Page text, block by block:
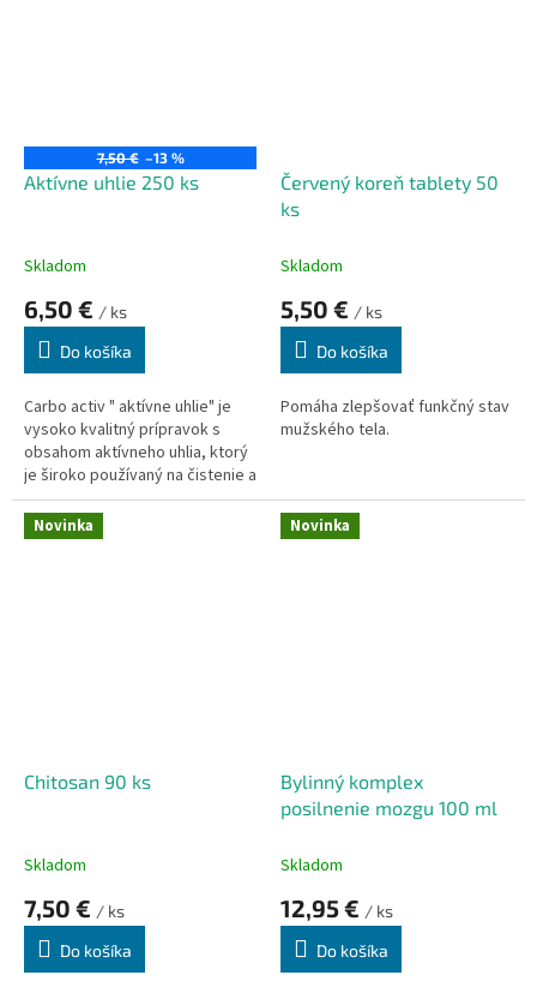
7,50 € –13 %
Aktívne uhlie 250 ks
Skladom
6,50 € / ks
Do košíka
Carbo activ " aktívne uhlie" je
vysoko kvalitný prípravok s
obsahom aktívneho uhlia, ktorý
je široko používaný na čistenie a
neutralizáciu
gastrointestinálneho traktu.
Červený koreň tablety 50
ks
Skladom
5,50 € / ks
Do košíka
Pomáha zlepšovať funkčný stav
mužského tela.
Novinka
Chitosan 90 ks
Skladom
7,50 € / ks
Do košíka
Novinka
Bylinný komplex
posilnenie mozgu 100 ml
Skladom
12,95 € / ks
Do košíka